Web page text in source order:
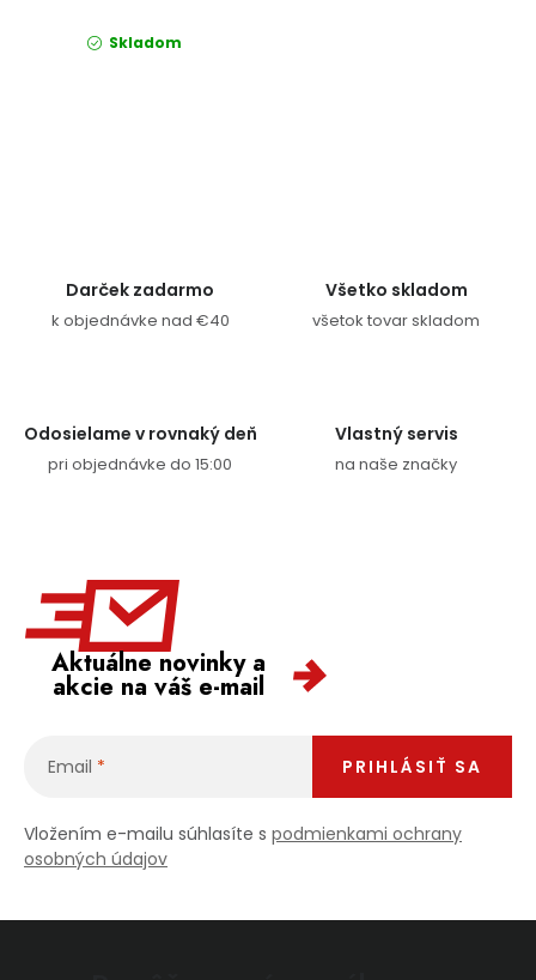
Skladom
Darček zadarmo
k objednávke nad €40
Všetko skladom
všetok tovar skladom
Odosielame v rovnaký deň
pri objednávke do 15:00
Vlastný servis
na naše značky
Aktuálne novinky a
akcie na váš e-mail
Email
Vložením e-mailu súhlasíte s podmienkami ochrany
osobných údajov
PRIHLÁSIŤ SA